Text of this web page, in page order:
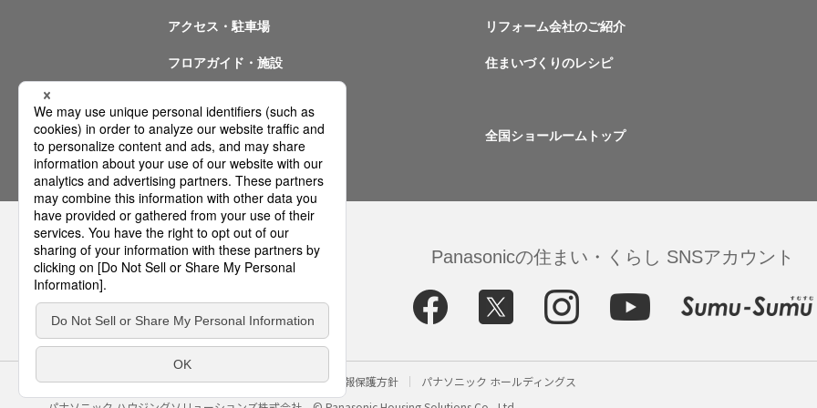
アクセス・駐車場
フロアガイド・施設
問い合わせ
リフォーム会社のご紹介
住まいづくりのレシピ
全国ショールームトップ
Panasonicの住まい・くらし SNSアカウント
サイトのご利用にあたって クッキーポリシー 個人情報保護方針 パナソニック ホールディングス